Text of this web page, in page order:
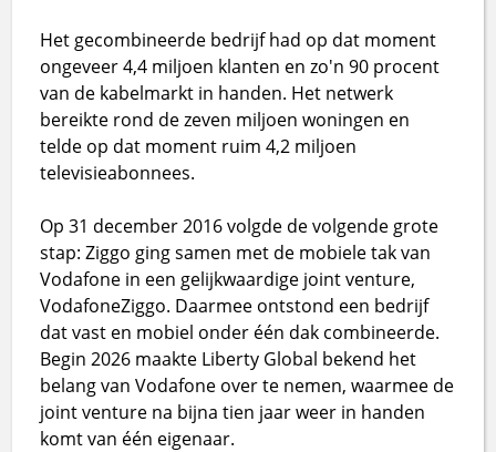
Het gecombineerde bedrijf had op dat moment
ongeveer 4,4 miljoen klanten en zo'n 90 procent
van de kabelmarkt in handen. Het netwerk
bereikte rond de zeven miljoen woningen en
telde op dat moment ruim 4,2 miljoen
televisieabonnees.
Op 31 december 2016 volgde de volgende grote
stap: Ziggo ging samen met de mobiele tak van
Vodafone in een gelijkwaardige joint venture,
VodafoneZiggo. Daarmee ontstond een bedrijf
dat vast en mobiel onder één dak combineerde.
Begin 2026 maakte Liberty Global bekend het
belang van Vodafone over te nemen, waarmee de
joint venture na bijna tien jaar weer in handen
komt van één eigenaar.